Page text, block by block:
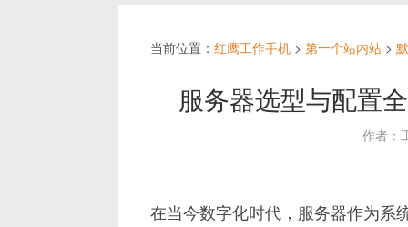
当前位置： 红鹰工作手机 > 第一个站内站 >
服务器选型与配置
作者：
在当今数字化时代，服务器作为系